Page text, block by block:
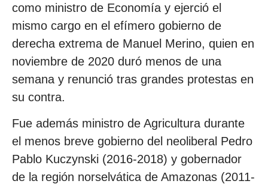
como ministro de Economía y ejerció el
mismo cargo en el efímero gobierno de
derecha extrema de Manuel Merino, quien en
noviembre de 2020 duró menos de una
semana y renunció tras grandes protestas en
su contra.
Fue además ministro de Agricultura durante
el menos breve gobierno del neoliberal Pedro
Pablo Kuczynski (2016-2018) y gobernador
de la región norselvática de Amazonas (2011-